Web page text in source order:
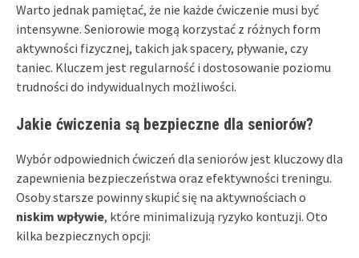
Warto jednak pamiętać, że nie każde ćwiczenie musi być
intensywne. Senio­ro­wie mogą korzystać z różnych form
aktywności fizycznej, takich jak spacery, pływanie, czy
taniec. Kluczem jest regularność i dostosowanie poziomu
trudności do indywidualnych możliwości.
Jakie ćwiczenia są bezpieczne dla seniorów?
Wybór odpowiednich ćwiczeń dla seniorów jest kluczowy dla
zapewnienia bezpieczeństwa oraz efektywności treningu.
Osoby starsze powinny skupić się na aktywnościach o
niskim wpływie, które minimalizują ryzyko kontuzji. Oto
kilka bezpiecznych opcji: